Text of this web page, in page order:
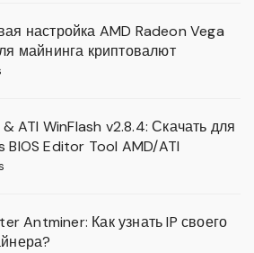
настройка AMD Radeon Vega
майнинга криптовалют
& ATI WinFlash v2.8.4: Скачать для
BIOS Editor Tool AMD/ATI
Antminer: Как узнать IP своего